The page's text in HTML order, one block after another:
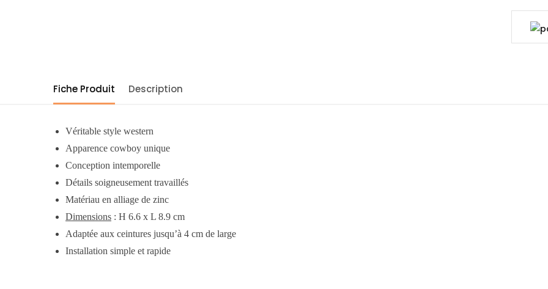
Fiche Produit Description
Véritable style western
Apparence cowboy unique
Conception intemporelle
Détails soigneusement travaillés
Matériau en alliage de zinc
Dimensions : H 6.6 x L 8.9 cm
Adaptée aux ceintures jusqu’à 4 cm de large
Installation simple et rapide